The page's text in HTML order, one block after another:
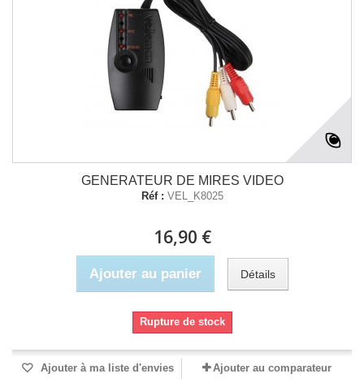
GENERATEUR DE MIRES VIDEO
Réf : VEL_K8025
16,90 €
Ajouter au panier Détails
Rupture de stock
Ajouter à ma liste d'envies Ajouter au comparateur